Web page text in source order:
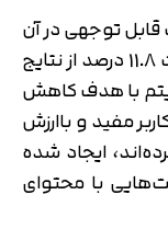
قابل توجهی در آن
زمان محسوب می‌شد بطوریکه توانست 11.8 درصد از نتایج
با هدف کاهش
مفید و باارزش
ایجاد شده
با محتوای